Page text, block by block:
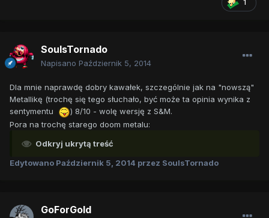
1
SoulsTornado
Napisano Październik 5, 2014
Dla mnie naprawdę dobry kawałek, szczególnie jak na "nowszą"
Metallikę (trochę się tego słuchało, być może ta opinia wynika z
sentymentu
) 8/10 - wolę wersję z S&M.
Pora na trochę starego doom metalu:
Odkryj ukrytą treść
Edytowano Październik 5, 2014 przez SoulsTornado
GoForGold